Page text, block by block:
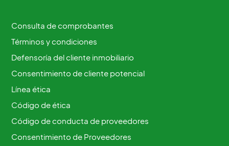
Consulta de comprobantes
Términos y condiciones
Defensoría del cliente inmobiliario
Consentimiento de cliente potencial
Línea ética
Código de ética
Código de conducta de proveedores
Consentimiento de Proveedores